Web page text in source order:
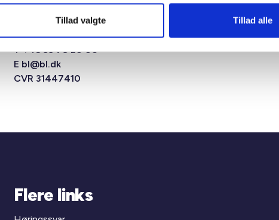
Tillad valgte Tillad alle
T +45 33 76 20 00
E bl@bl.dk
CVR 31447410
Flere links